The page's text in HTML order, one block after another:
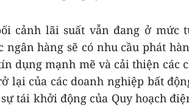
cảnh lãi suất vẫn đang ở mức
ngân hàng sẽ có nhu cầu phát
dụng mạnh mẽ và cải thiện các
lại của các doanh nghiệp bất
tái khởi động của Quy hoạch